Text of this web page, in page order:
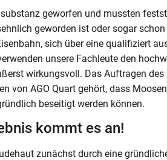
geworfen und mussten
geworden ist oder sogar
sich über eine qualifiziert
unsere Fachleute den
wirkungsvoll. Das Auftragen
von AGO Quart gehört, dass
beseitigt werden können.
kommt es an!
zunächst durch eine